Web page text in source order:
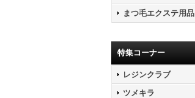
まつ毛エクステ用品
特集コーナー
レジンクラブ
ツメキラ